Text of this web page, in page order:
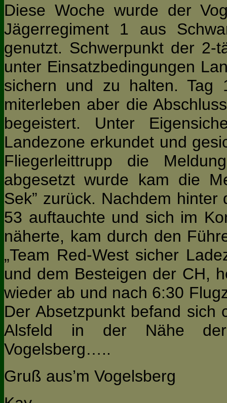
Diese Woche wurde der
Jägerregiment 1 aus
genutzt. Schwerpunkt der 2-
unter Einsatzbedingungen
sichern und zu halten. Tag
miterleben aber die
begeistert. Unter
Landezone erkundet und
Fliegerleittrupp die
abgesetzt wurde kam die
Sek” zurück. Nachdem
53 auftauchte und sich im
näherte, kam durch den
„Team Red-West sicher
und dem Besteigen der CH,
wieder ab und nach 6:30
Der Absetzpunkt befand sich
Alsfeld in der Nähe
Vogelsberg…..
Gruß aus’m Vogelsberg